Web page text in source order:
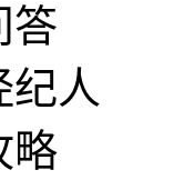
答
纪人
略